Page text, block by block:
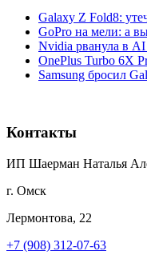
Galaxy Z Fold8:
GoPro на мели: а
Nvidia рванула в
OnePlus Turbo 6X
Samsung бросил
Контакты
ИП Шаерман Наталья
г. Омск
Лермонтова, 22
+7 (908) 312-07-63